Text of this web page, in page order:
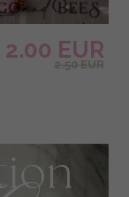
2.00 EUR
2.50 EUR